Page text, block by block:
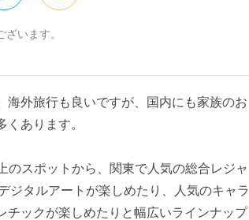
います。
外旅行も良いですが、国内にも家族のお
あります。
のスポットから、関東で人気の総合レジャ
ジタルアートが楽しめたり、人気のキャラ
チックが楽しめたりと幅広いラインナップ